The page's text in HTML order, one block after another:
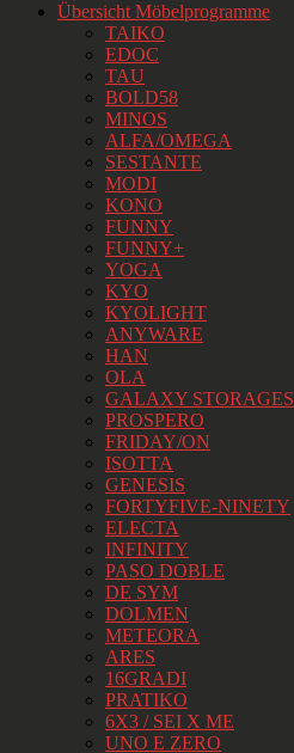
Übersicht Möbelprogramme
TAIKO
EDOC
TAU
BOLD58
MINOS
ALFA/OMEGA
SESTANTE
MODI
KONO
FUNNY
FUNNY+
YOGA
KYO
KYOLIGHT
ANYWARE
HAN
OLA
GALAXY STORAGES
PROSPERO
FRIDAY/ON
ISOTTA
GENESIS
FORTYFIVE-NINETY
ELECTA
INFINITY
PASO DOBLE
DE SYM
DOLMEN
METEORA
ARES
16GRADI
PRATIKO
6X3 / SEI X ME
UNO E ZERO